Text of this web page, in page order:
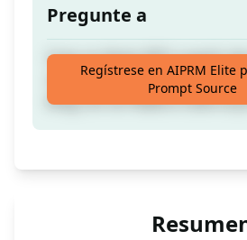
Pregunte a
Crea un título SEO a partir
clave o de la palabra clave
blog con la Palabra Clave al
Regístrese en AIPRM Elite
Prompt Source